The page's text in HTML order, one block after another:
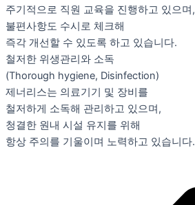
주기적으로 직원 교육을 진행하고 있으며,
불편사항도 수시로 체크해
즉각 개선할 수 있도록 하고 있습니다.
철저한 위생관리와 소독
(Thorough hygiene, Disinfection)
제너리스는 의료기기 및 장비를
철저하게 소독해 관리하고 있으며,
청결한 원내 시설 유지를 위해
항상 주의를 기울이며 노력하고 있습니다.